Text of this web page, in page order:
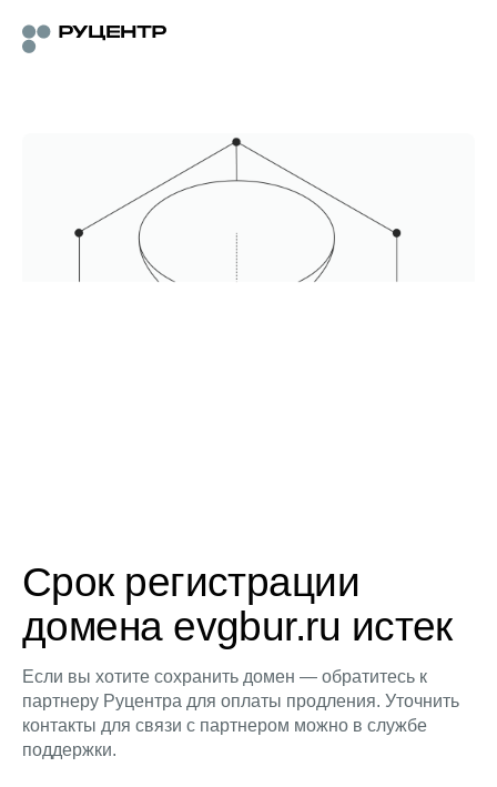
Срок регистрации
домена evgbur.ru истек
Если вы хотите сохранить домен — обратитесь к
партнеру Руцентра для оплаты продления. Уточнить
контакты для связи с партнером можно в службе
поддержки.